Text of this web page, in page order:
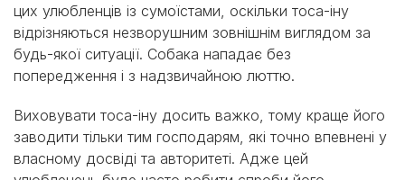
цих улюбленців із сумоїстами, оскільки тоса-іну
відрізняються незворушним зовнішнім виглядом за
будь-якої ситуації. Собака нападає без
попередження і з надзвичайною люттю.
Виховувати тоса-іну досить важко, тому краще його
заводити тільки тим господарям, які точно впевнені у
власному досвіді та авторитеті. Адже цей